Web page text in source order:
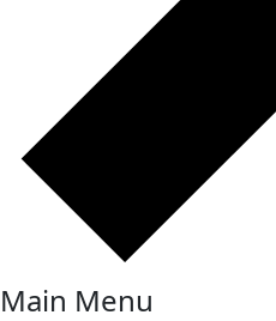
Main Menu